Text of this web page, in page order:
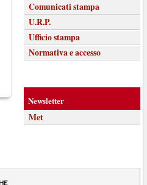
Comunicati stampa
U.R.P.
Ufficio stampa
Normativa e accesso
Newsletter
Met